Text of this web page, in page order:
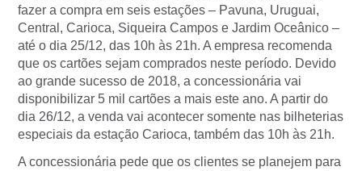
fazer a compra em seis estações – Pavuna, Uruguai,
Central, Carioca, Siqueira Campos e Jardim Oceânico –
até o dia 25/12, das 10h às 21h. A empresa recomenda
que os cartões sejam comprados neste período. Devido
ao grande sucesso de 2018, a concessionária vai
disponibilizar 5 mil cartões a mais este ano. A partir do
dia 26/12, a venda vai acontecer somente nas bilheterias
especiais da estação Carioca, também das 10h às 21h.
A concessionária pede que os clientes se planejem para